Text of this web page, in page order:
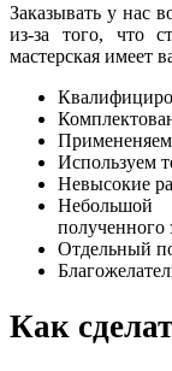
Заказывать у нас
из-за того, что
мастерская имеет
Используем
Невысокие
полученного
Отдельный
Как